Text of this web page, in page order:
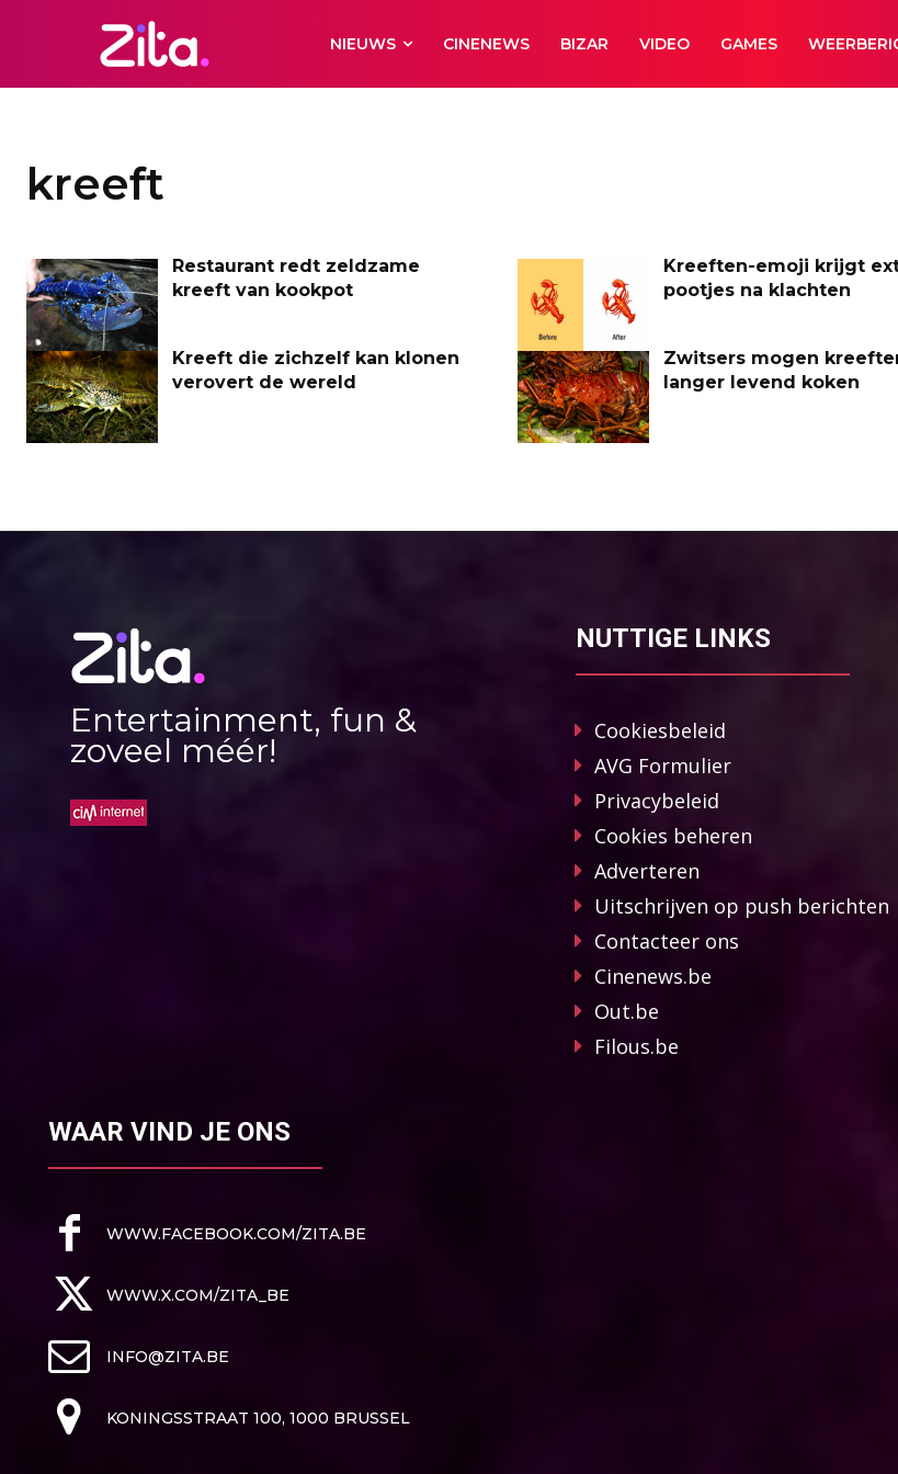
NIEUWS CINENEWS BIZAR VIDEO GAMES
kreeft
Restaurant redt zeldzame
kreeft van kookpot
Kreeften-emoji krijgt
pootjes na klachten
Kreeft die zichzelf kan klonen
verovert de wereld
Zwitsers mogen
langer levend koken
Entertainment, fun &
zoveel méér!
NUTTIGE LINKS
Cookiesbeleid
AVG Formulier
Privacybeleid
Cookies beheren
Adverteren
Uitschrijven op push berichten
Contacteer ons
Cinenews.be
Out.be
Filous.be
WAAR VIND JE ONS
WWW.FACEBOOK.COM/ZITA.BE
WWW.X.COM/ZITA_BE
INFO@ZITA.BE
KONINGSSTRAAT 100, 1000 BRUSSEL